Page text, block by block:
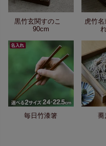
黒竹玄関すのこ
90cm
虎竹名
毎日竹漆箸 蕎